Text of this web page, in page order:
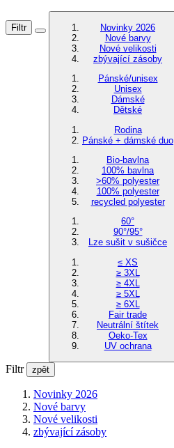
Filtr
Novinky 2026
Nové barvy
Nové velikosti
zbývající zásoby
Pánské/unisex
Unisex
Dámské
Dětské
Rodina
Pánské + dámské duo
Bio-bavlna
100% bavlna
>60% polyester
100% polyester
recycled polyester
60°
90°/95°
Lze sušit v sušičce
≤ XS
≥ 3XL
≥ 4XL
≥ 5XL
≥ 6XL
Fair trade
Neutrální štítek
Oeko-Tex
UV ochrana
Filtr zpět
Novinky 2026
Nové barvy
Nové velikosti
zbývající zásoby